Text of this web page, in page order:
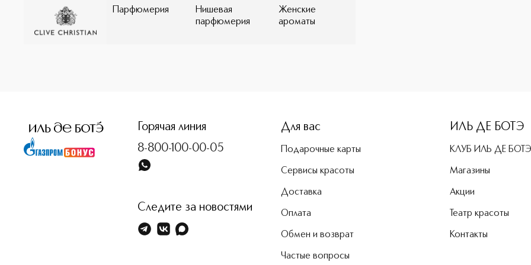
Парфюмерия
Нишевая
парфюмерия
Женские
ароматы
Горячая линия
8-800-100-00-05
Следите за новостями
Для вас
Подарочные карты
Сервисы красоты
Доставка
Оплата
Обмен и возврат
Частые вопросы
ИЛЬ ДЕ БОТЭ
КЛУБ ИЛЬ ДЕ БОТЭ
Магазины
Акции
Театр красоты
Контакты